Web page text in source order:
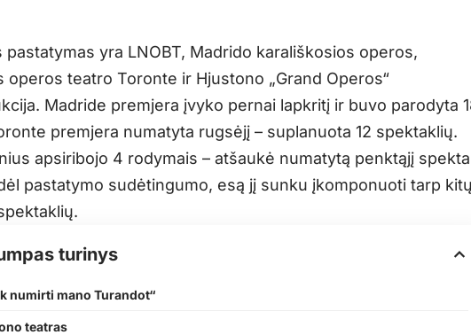
pastatymas yra LNOBT, Madrido karališkosios operos,
operos teatro Toronte ir Hjustono „Grand Operos“
Madride premjera įvyko pernai lapkritį ir buvo parodyta
premjera numatyta rugsėjį – suplanuota 12 spektaklių.
apsiribojo 4 rodymais – atšaukė numatytą penktąjį
pastatymo sudėtingumo, esą jį sunku įkomponuoti tarp kitų
turinys
numirti mano Turandot“
teatras